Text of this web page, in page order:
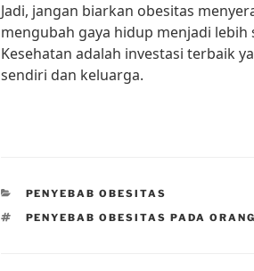
Jadi, jangan biarkan obesitas
mengubah gaya hidup menjadi
Kesehatan adalah investasi terbaik
sendiri dan keluarga.
CATEGORIES
PENYEBAB OBESITAS
TAGS
PENYEBAB OBESITAS PADA